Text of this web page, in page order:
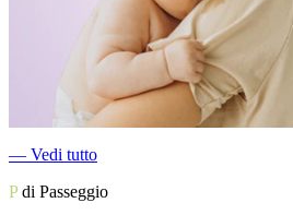
― Vedi tutto
Pdi Passeggio